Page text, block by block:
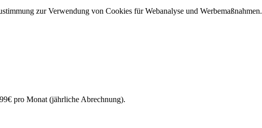
zur Verwendung von Cookies für Webanalyse und Werbemaßnahmen.
pro Monat (jährliche Abrechnung).